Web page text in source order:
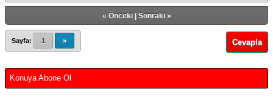
« Önceki| Sonraki»
Sayfa: 1 » Cevapla
Konuya Abone Ol